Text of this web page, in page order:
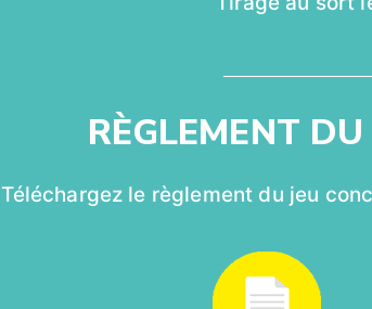
RÈGLEMENT
Téléchargez le règlement du jeu